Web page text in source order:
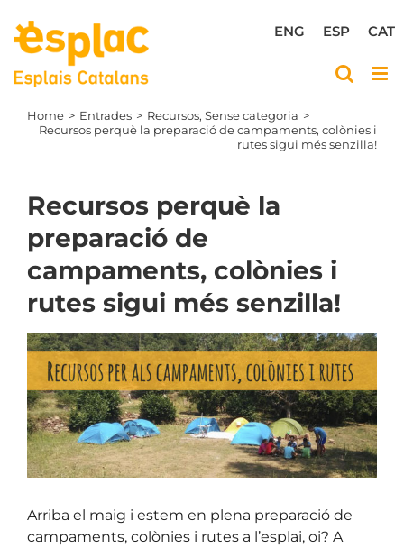
content
CAT
ESP
ENG
Home Entrades Recursos Sense categoria
Recursos perquè la preparació de campaments, colònies i
rutes sigui més senzilla!
Recursos perquè la
preparació de
campaments, colònies i
rutes sigui més senzilla!
View
Larger
Image
Arriba el maig i estem en plena preparació de
campaments, colònies i rutes a l’esplai, oi? A